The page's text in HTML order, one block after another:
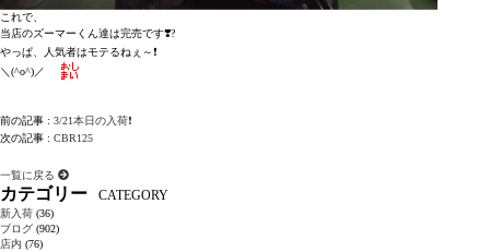
これで、
当店のズーマーくん達は完売です❣️?
やっぱ、人気者はモテるねぇ～❗️
＼(^o^)／
前の記事 : 3/21本日の入荷❗️
次の記事 : CBR125
一覧に戻る
カテゴリー CATEGORY
新入荷 (36)
ブログ (902)
店内 (76)